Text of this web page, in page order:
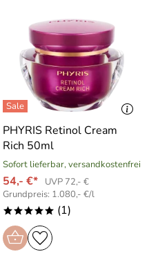
PHYRIS Retinol Cream
Rich 50ml
Sofort lieferbar, versandkostenfrei
54,- €*
UVP 72,- €
Grundpreis: 1.080,- €/l
***** (1)